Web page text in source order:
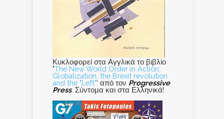
Κυκλοφορεί στα Αγγλικά το βιβλίο
"The New World Order in Action:
Globalization, the Brexit revolution
and the "Left"' από τον Progressive
Press. Σύντομα και στα Ελληνικά!